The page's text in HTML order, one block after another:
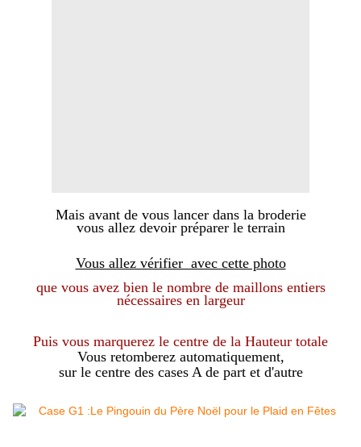
Mais avant de vous lancer dans la broderie
vous allez devoir préparer le terrain
Vous allez vérifier avec cette photo
que vous avez bien le nombre de maillons entiers
nécessaires en largeur
Puis vous marquerez le centre de la Hauteur totale
Vous retomberez automatiquement,
sur le centre des cases A de part et d'autre